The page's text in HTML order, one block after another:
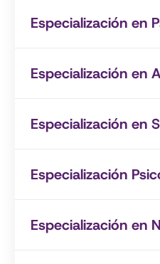
Especialización en
Especialización en
Especialización en
Especialización
Especialización en